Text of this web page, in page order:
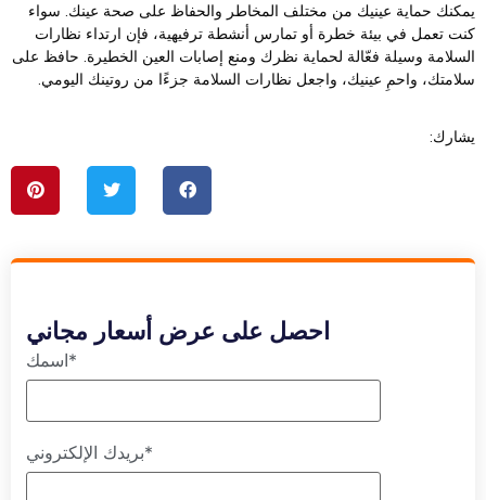
حماية عينيك من مختلف المخاطر والحفاظ على صحة عينك. سواء
تعمل في بيئة خطرة أو تمارس أنشطة ترفيهية، فإن ارتداء نظارات
وسيلة فعّالة لحماية نظرك ومنع إصابات العين الخطيرة. حافظ على
واحمِ عينيك، واجعل نظارات السلامة جزءًا من روتينك اليومي.
احصل على عرض أسعار مجاني